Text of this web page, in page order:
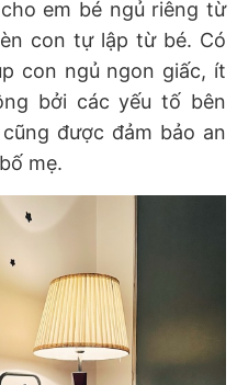
em bé ngủ riêng từ
con tự lập từ bé. Có
con ngủ ngon giấc, ít
bởi các yếu tố bên
được đảm bảo an
mẹ.